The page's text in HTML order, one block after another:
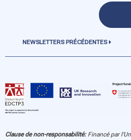
NEWSLETTERS PRÉCÉDENTES
Clause de non-responsabilité:Financé par